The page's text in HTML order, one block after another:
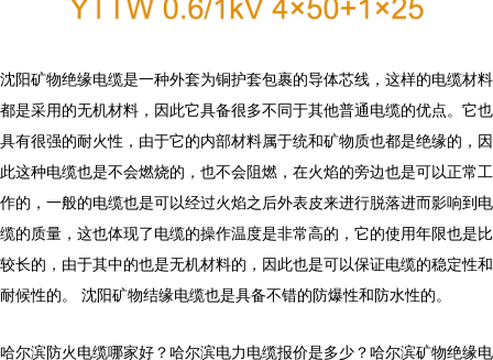
沈阳矿物绝缘电缆是一种外套为铜护套包裹的导体芯线，这样的电缆材料
都是采用的无机材料，因此它具备很多不同于其他普通电缆的优点。它也
具有很强的耐火性，由于它的内部材料属于统和矿物质也都是绝缘的，因
此这种电缆也是不会燃烧的，也不会阻燃，在火焰的旁边也是可以正常工
作的，一般的电缆也是可以经过火焰之后外表皮来进行脱落进而影响到电
缆的质量，这也体现了电缆的操作温度是非常高的，它的使用年限也是比
较长的，由于其中的也是无机材料的，因此也是可以保证电缆的稳定性和
耐候性的。 沈阳矿物结缘电缆也是具备不错的防爆性和防水性的。
哈尔滨防火电缆哪家好？哈尔滨电力电缆报价是多少？哈尔滨矿物绝缘电